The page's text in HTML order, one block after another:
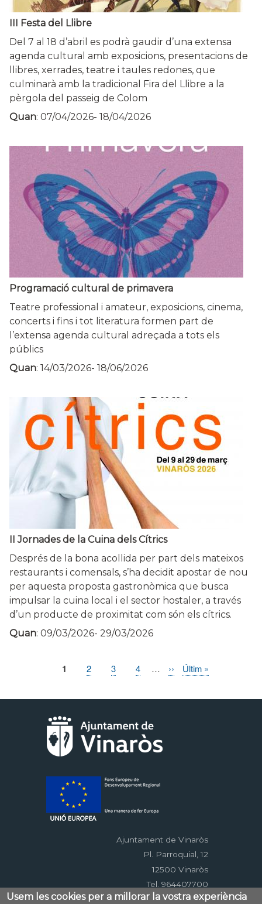
III Festa del Llibre
Del 7 al 18 d’abril es podrà gaudir d’una extensa
agenda cultural amb exposicions, presentacions de
llibres, xerrades, teatre i taules redones, que
culminarà amb la tradicional Fira del Llibre a la
pèrgola del passeig de Colom
Quan: 07/04/2026- 18/04/2026
Programació cultural de primavera
Teatre professional i amateur, exposicions, cinema,
concerts i fins i tot literatura formen part de
l’extensa agenda cultural adreçada a tots els
públics
Quan: 14/03/2026- 18/06/2026
II Jornades de la Cuina dels Cítrics
Després de la bona acollida per part dels mateixos
restaurants i comensals, s’ha decidit apostar de nou
per aquesta proposta gastronòmica que busca
impulsar la cuina local i el sector hostaler, a través
d’un producte de proximitat com són els cítrics.
Quan: 09/03/2026- 29/03/2026
Pàgina
1 Page
2 Page
3 Page
4 …
Pàgina
››
Última
Últim »
Ajuntament de Vinaròs
Pl. Parroquial, 12
12500 Vinaròs
Tel. 964407700
Usem les cookies per a millorar la vostra experiència